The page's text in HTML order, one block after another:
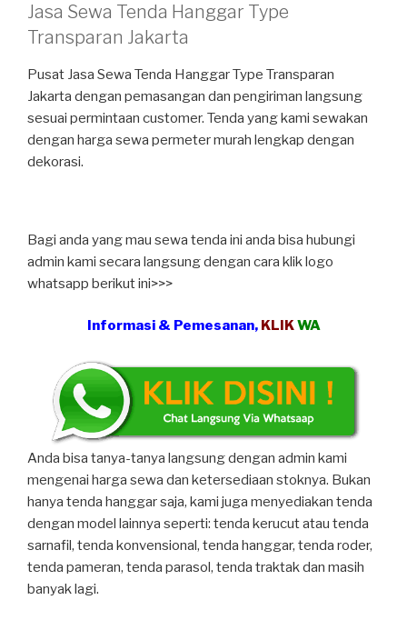
Jasa Sewa Tenda Hanggar Type
Transparan Jakarta
Pusat Jasa Sewa Tenda Hanggar Type Transparan
Jakarta dengan pemasangan dan pengiriman langsung
sesuai permintaan customer. Tenda yang kami sewakan
dengan harga sewa permeter murah lengkap dengan
dekorasi.
Bagi anda yang mau sewa tenda ini anda bisa hubungi
admin kami secara langsung dengan cara klik logo
whatsapp berikut ini>>>
Informasi & Pemesanan, KLIKWA
Anda bisa tanya-tanya langsung dengan admin kami
mengenai harga sewa dan ketersediaan stoknya. Bukan
hanya tenda hanggar saja, kami juga menyediakan tenda
dengan model lainnya seperti: tenda kerucut atau tenda
sarnafil, tenda konvensional, tenda hanggar, tenda roder,
tenda pameran, tenda parasol, tenda traktak dan masih
banyak lagi.